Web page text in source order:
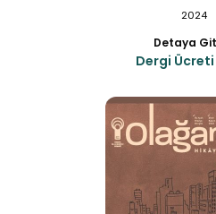
2024
Detaya Git
Dergi